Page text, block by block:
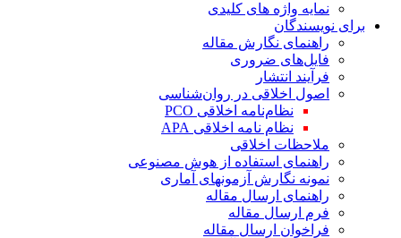
نمایه واژه های کلیدی
برای نویسندگان
راهنمای نگارش مقاله
فایل‌های ضروری
فرآیند انتشار
اصول اخلاقی در روان‌شناسی
نظام‌نامه اخلاقی PCO
نظام نامه اخلاقی APA
ملاحظات اخلاقی
راهنمای استفاده از هوش مصنوعی
نمونه نگارش آزمونهای آماری
راهنمای ارسال مقاله
فرم ارسال مقاله
فراخوان ارسال مقاله